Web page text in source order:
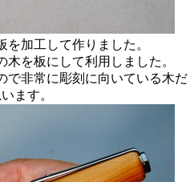
を加工して作りました。
を板にして利用しました。
で非常に彫刻に向いている木だ
ます。